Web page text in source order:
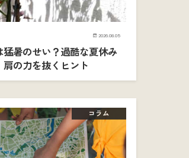
2026.08.05
猛暑のせい？過酷な夏休み
の力を抜くヒント
コラム